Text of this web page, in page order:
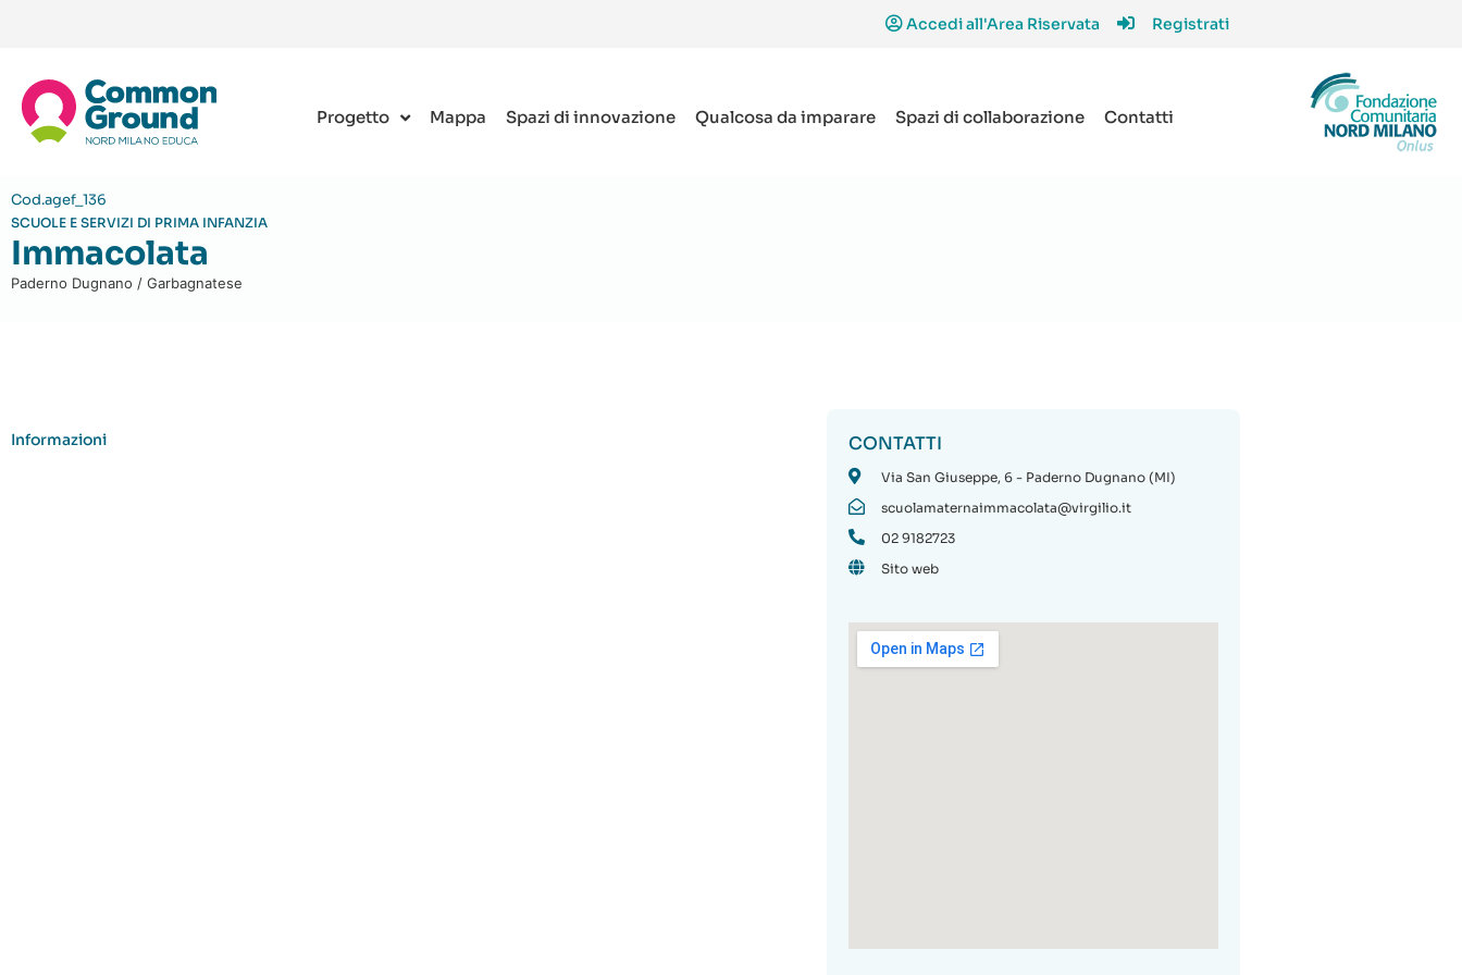
Accedi all'Area Riservata Registrati
Progetto Mappa Spazi di innovazione Qualcosa da imparare Spazi di collaborazione Contatti
Cod.agef_136
SCUOLE E SERVIZI DI PRIMA INFANZIA
Immacolata
Paderno Dugnano / Garbagnatese
Informazioni CONTATTI
Via San Giuseppe, 6 - Paderno Dugnano (MI)
scuolamaternaimmacolata@virgilio.it
02 9182723
Sito web